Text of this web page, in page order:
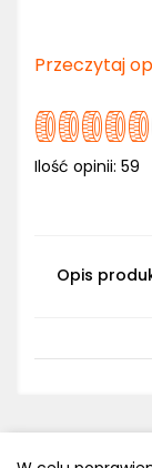
Przeczytaj
Ilość opinii: 59
Opis